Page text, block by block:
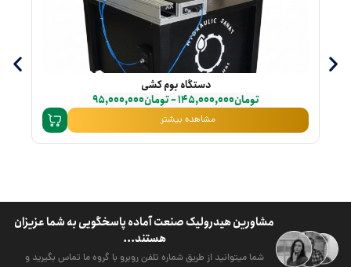
دستگاه بوم کشی
تومان145,000,000
–تومان95,000,000
مشاهده بیشتر
مشاورین هیدرولیک صنعت آماده پاسخگویی به شما عزیزان
هستند...
شما میتوانید از طریق شماره تلفن روبرو با گروه ما تماس بگیرید و